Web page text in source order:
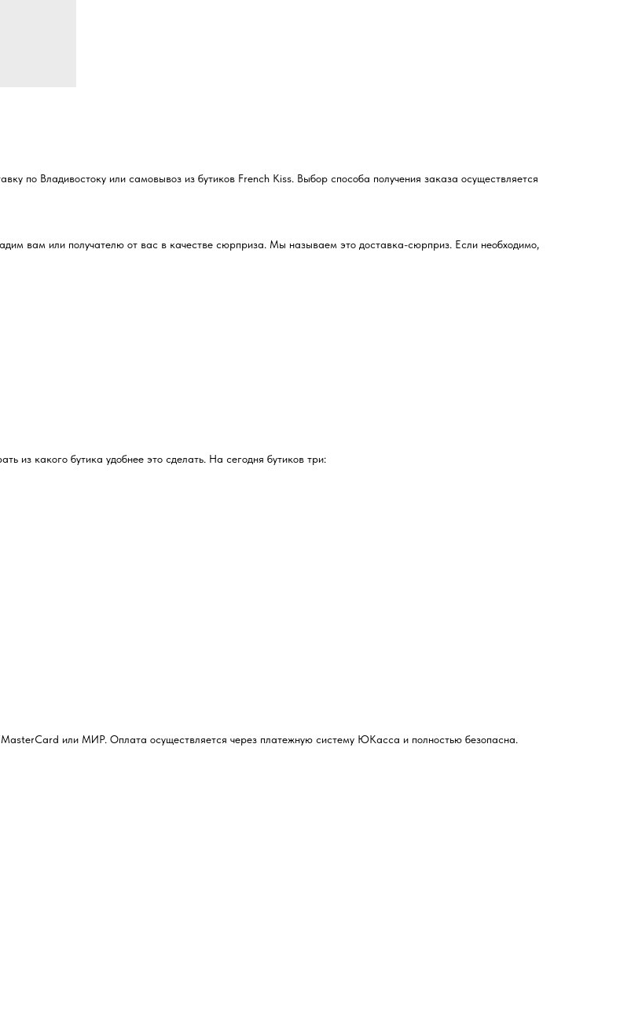
по Владивостоку или самовывоз из бутиков French Kiss. Выбор способа получения заказа осуществляется
вам или получателю от вас в качестве сюрприза. Мы называем это доставка-сюрприз. Если необходимо,
из какого бутика удобнее это сделать. На сегодня бутиков три:
или МИР. Оплата осуществляется через платежную систему ЮКасса и полностью безопасна.